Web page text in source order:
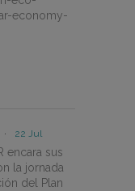
economy-
· 22 Jul
encara sus
la jornada
del Plan